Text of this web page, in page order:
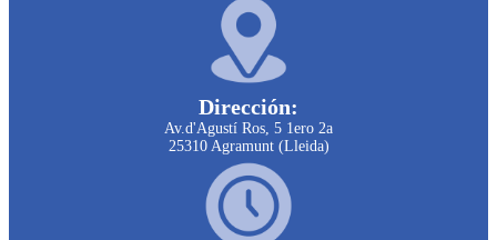
Dirección:
Av.d'Agustí Ros, 5 1ero 2a
25310 Agramunt (Lleida)